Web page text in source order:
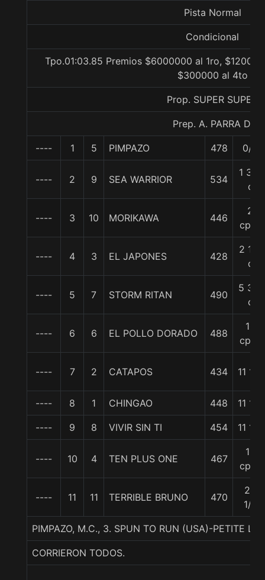
Pista Normal
Condicional
Tpo.01:03.85 Premios $6000000 al 1ro,
$300000 al 4to
Prop. SUPER SUPER
Prep. A. PARRA D.
---- 1 5 PIMPAZO 478 0/0
---- 2 9 SEA WARRIOR 534
1 3/4
c
---- 3 10 MORIKAWA 446
2
cpos
---- 4 3 EL JAPONES 428
2 1/2
c
---- 5 7 STORM RITAN 490
5 3/4
c
---- 6 6 EL POLLO DORADO 488
10
cpos
---- 7 2 CATAPOS 434 11 1/4
---- 8 1 CHINGAO 448 11 1/4
---- 9 8 VIVIR SIN TI 454 11 1/4
---- 10 4 TEN PLUS ONE 467
19
cpos
---- 11 11 TERRIBLE BRUNO 470
20
1/4
PIMPAZO, M.C., 3. SPUN TO RUN (USA)-PETITE
CORRIERON TODOS.